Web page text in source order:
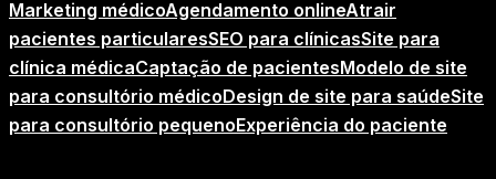
Marketing médicoAgendamento onlineAtrair
pacientes particularesSEO para clínicasSite para
clínica médicaCaptação de pacientesModelo de site
para consultório médicoDesign de site para saúdeSite
para consultório pequenoExperiência do paciente